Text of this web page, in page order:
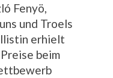
Fenyö,
und Troels
erhielt
beim